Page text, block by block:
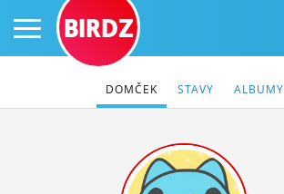
PRIHLÁS SA
BIRDZ
DOMČEK STAVY ALBUMY